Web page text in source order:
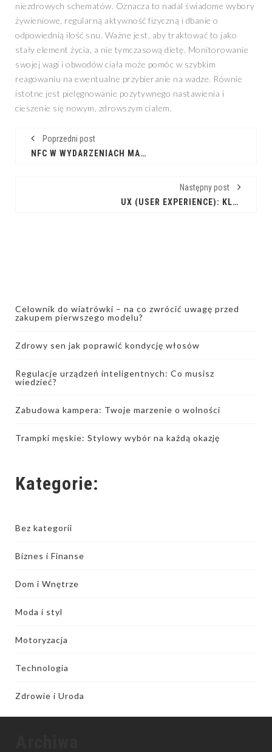
niezdrowych schematów. Oznacza to nadal świadome wybory
żywieniowe, regularną aktywność fizyczną i dbanie o
odpowiednią ilość snu. Ważne jest, aby traktować to jako
stały element życia, a nie tymczasową dietę. Monitorowanie
swojej wagi i obwodów ciała może pomóc w szybkim
reagowaniu na ewentualne przybieranie na wadze. Równie
istotne jest pielęgnowanie pozytywnego nastawienia i
cieszenie się nowym, zdrowszym ciałem.
Poprzedni post
NFC W WYDARZENIACH MASOWYCH: REWOLUCJA W ORGANIZACJI
Następny post
UX (USER EXPERIENCE): KLUCZ DO SUKCESU W CYFROWYM ŚWIECIE
Celownik do wiatrówki – na co zwrócić uwagę przed
zakupem pierwszego modelu?
Zdrowy sen jak poprawić kondycję włosów
Regulacje urządzeń inteligentnych: Co musisz
wiedzieć?
Zabudowa kampera: Twoje marzenie o wolności
Trampki męskie: Stylowy wybór na każdą okazję
Kategorie:
Bez kategorii
Biznes i Finanse
Dom i Wnętrze
Moda i styl
Motoryzacja
Technologia
Zdrowie i Uroda